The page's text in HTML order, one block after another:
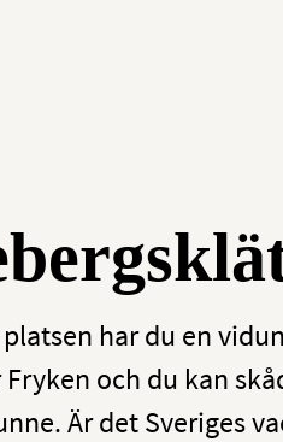
platsen har du en
och du kan
Är det Sveriges